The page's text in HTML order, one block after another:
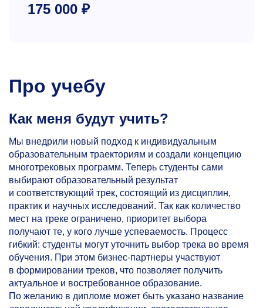
175 000 ₽
Про учебу
Как меня будут учить?
Мы внедрили новый подход к индивидуальным
образовательным траекториям и создали концепцию
многотрековых программ. Теперь студенты сами
выбирают образовательный результат
и соответствующий трек, состоящий из дисциплин,
практик и научных исследований. Так как количество
мест на треке ограничено, приоритет выбора
получают те, у кого лучше успеваемость. Процесс
гибкий: студенты могут уточнить выбор трека во время
обучения. При этом бизнес-партнеры участвуют
в формировании треков, что позволяет получить
актуальное и востребованное образование.
По желанию в дипломе может быть указано название